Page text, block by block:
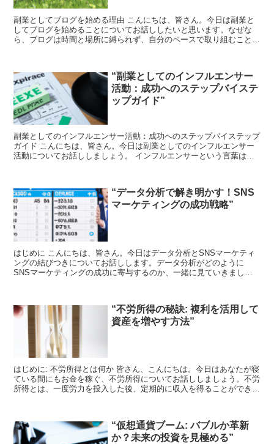
副業としてブログを始める理由 こんにちは、皆さん。今日は副業と
してブログを始めることについてお話ししたいと思います。なぜな
ら、ブログは時間と場所に縛られず、自分のペースで取り組むことが
“副業としてのインフルエンサー
活動：成功へのステップバイステ
ップガイド”
副業としてのインフルエンサー活動：成功へのステップバイステップ
ガイド こんにちは、皆さん。今日は副業としてのインフルエンサー
活動についてお話ししましょう。 インフルエンサーという言葉は、
“データ分析で解き明かす！SNS
マーケティングの成功戦略”
はじめに こんにちは、皆さん。今日はデータ分析とSNSマーケティ
ングの結びつきについてお話しします。データ分析がどのように
SNSマーケティングの成功に寄与するのか、一緒に見ていきましょ
“不労所得の秘訣: 複利を活用して
資産を増やす方法”
はじめに: 不労所得とは何か 皆さん、こんにちは。今日はあなたが寝
ている間にもお金を稼ぐ、不労所得についてお話ししましょう。不労
所得とは、一度労力を投入した後、定期的に収入を得ることができる
“仮想通貨ブーム: バブルか革新
か？未来の投資を見極める”